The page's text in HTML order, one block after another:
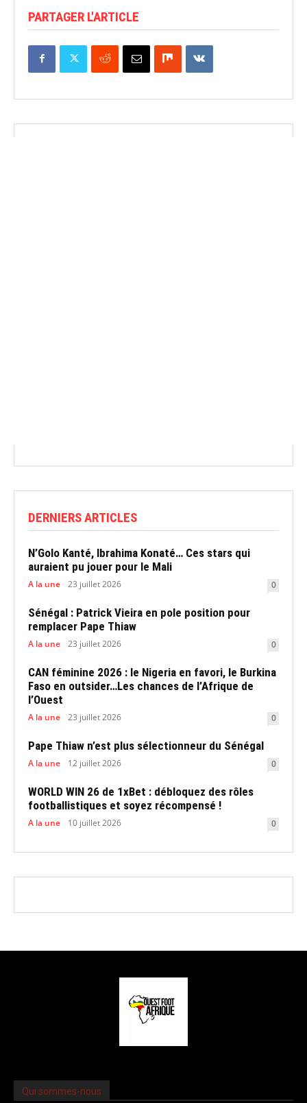
PARTAGER L'ARTICLE
DERNIERS ARTICLES
N’Golo Kanté, Ibrahima Konaté… Ces stars qui
auraient pu jouer pour le Mali
A la une 23 juillet 2026 0
Sénégal : Patrick Vieira en pole position pour
remplacer Pape Thiaw
A la une 23 juillet 2026 0
CAN féminine 2026 : le Nigeria en favori, le Burkina
Faso en outsider…Les chances de l’Afrique de
l’Ouest
A la une 23 juillet 2026 0
Pape Thiaw n’est plus sélectionneur du Sénégal
A la une 12 juillet 2026 0
WORLD WIN 26 de 1xBet : débloquez des rôles
footballistiques et soyez récompensé !
A la une 10 juillet 2026 0
Qui sommes-nous